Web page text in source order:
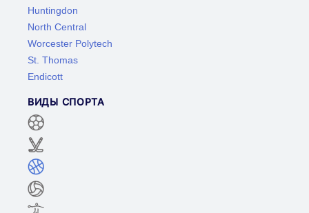
Huntingdon
North Central
Worcester Polytech
St. Thomas
Endicott
ВИДЫ СПОРТА